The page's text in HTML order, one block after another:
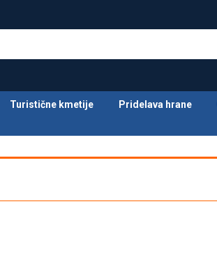
Turistične kmetije Pridelava hrane